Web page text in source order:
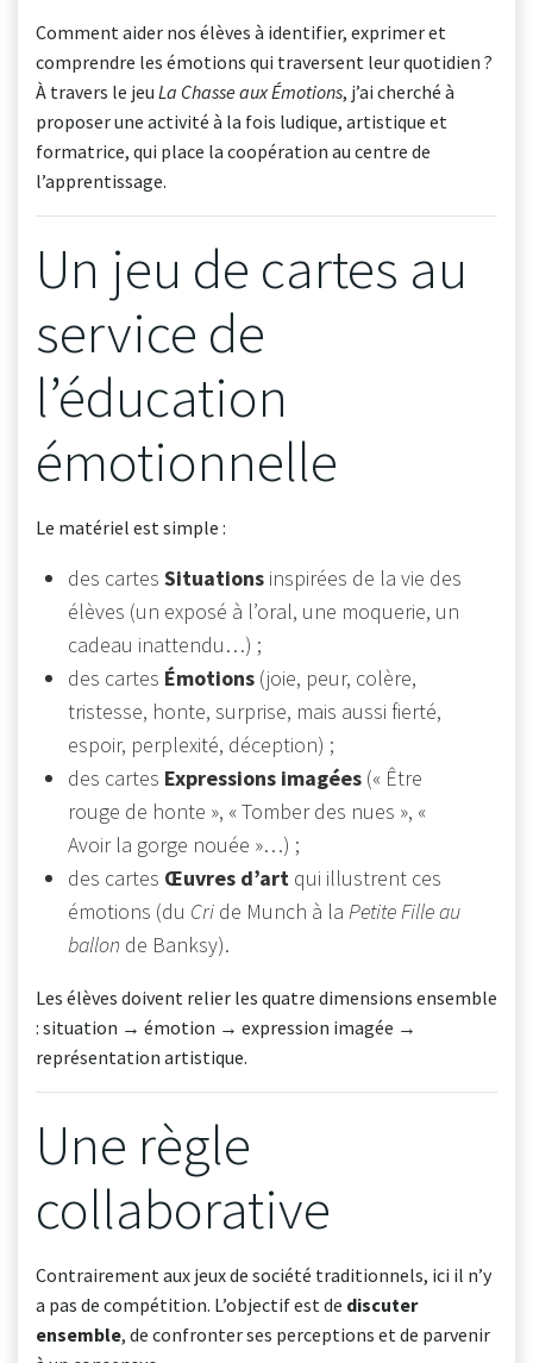
Comment aider nos élèves à identifier, exprimer et
comprendre les émotions qui traversent leur quotidien ?
À travers le jeu La Chasse aux Émotions, j’ai cherché à
proposer une activité à la fois ludique, artistique et
formatrice, qui place la coopération au centre de
l’apprentissage.
Un jeu de cartes au
service de
l’éducation
émotionnelle
Le matériel est simple :
des cartes Situations inspirées de la vie des
élèves (un exposé à l’oral, une moquerie, un
cadeau inattendu…) ;
des cartes Émotions (joie, peur, colère,
tristesse, honte, surprise, mais aussi fierté,
espoir, perplexité, déception) ;
des cartes Expressions imagées (« Être
rouge de honte », « Tomber des nues », «
Avoir la gorge nouée »…) ;
des cartes Œuvres d’art qui illustrent ces
émotions (du Cri de Munch à la Petite Fille au
ballon de Banksy).
Les élèves doivent relier les quatre dimensions ensemble
: situation → émotion → expression imagée →
représentation artistique.
Une règle
collaborative
Contrairement aux jeux de société traditionnels, ici il n’y
a pas de compétition. L’objectif est de discuter
ensemble, de confronter ses perceptions et de parvenir